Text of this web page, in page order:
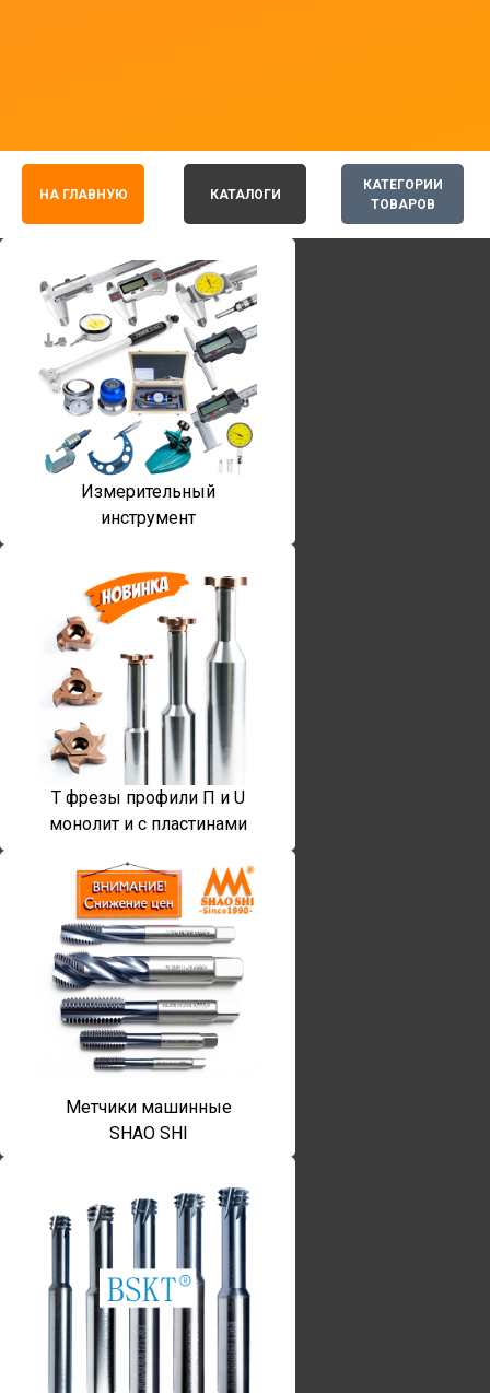
КАТЕГОРИИ
ТОВАРОВ
НА ГЛАВНУЮ КАТАЛОГИ
Измерительный
инструмент
T фрезы профили П и U
монолит и с пластинами
Метчики машинные
SHAO SHI